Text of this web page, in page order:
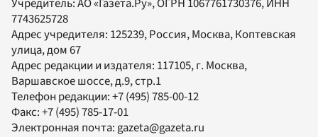
Учредитель:АО «Газета.Ру», ОГРН 1067761730376, ИНН
7743625728
Адрес учредителя: 125239, Россия, Москва, Коптевская
улица, дом 67
Адрес редакции и издателя: 117105, г. Москва,
Варшавское шоссе, д.9, стр.1
Телефон редакции:+7 (495) 785-00-12
Факс:+7 (495) 785-17-01
Электронная почта:gazeta@gazeta.ru